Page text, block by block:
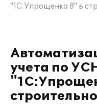
"1С:Упрощенка 8" в
учета по